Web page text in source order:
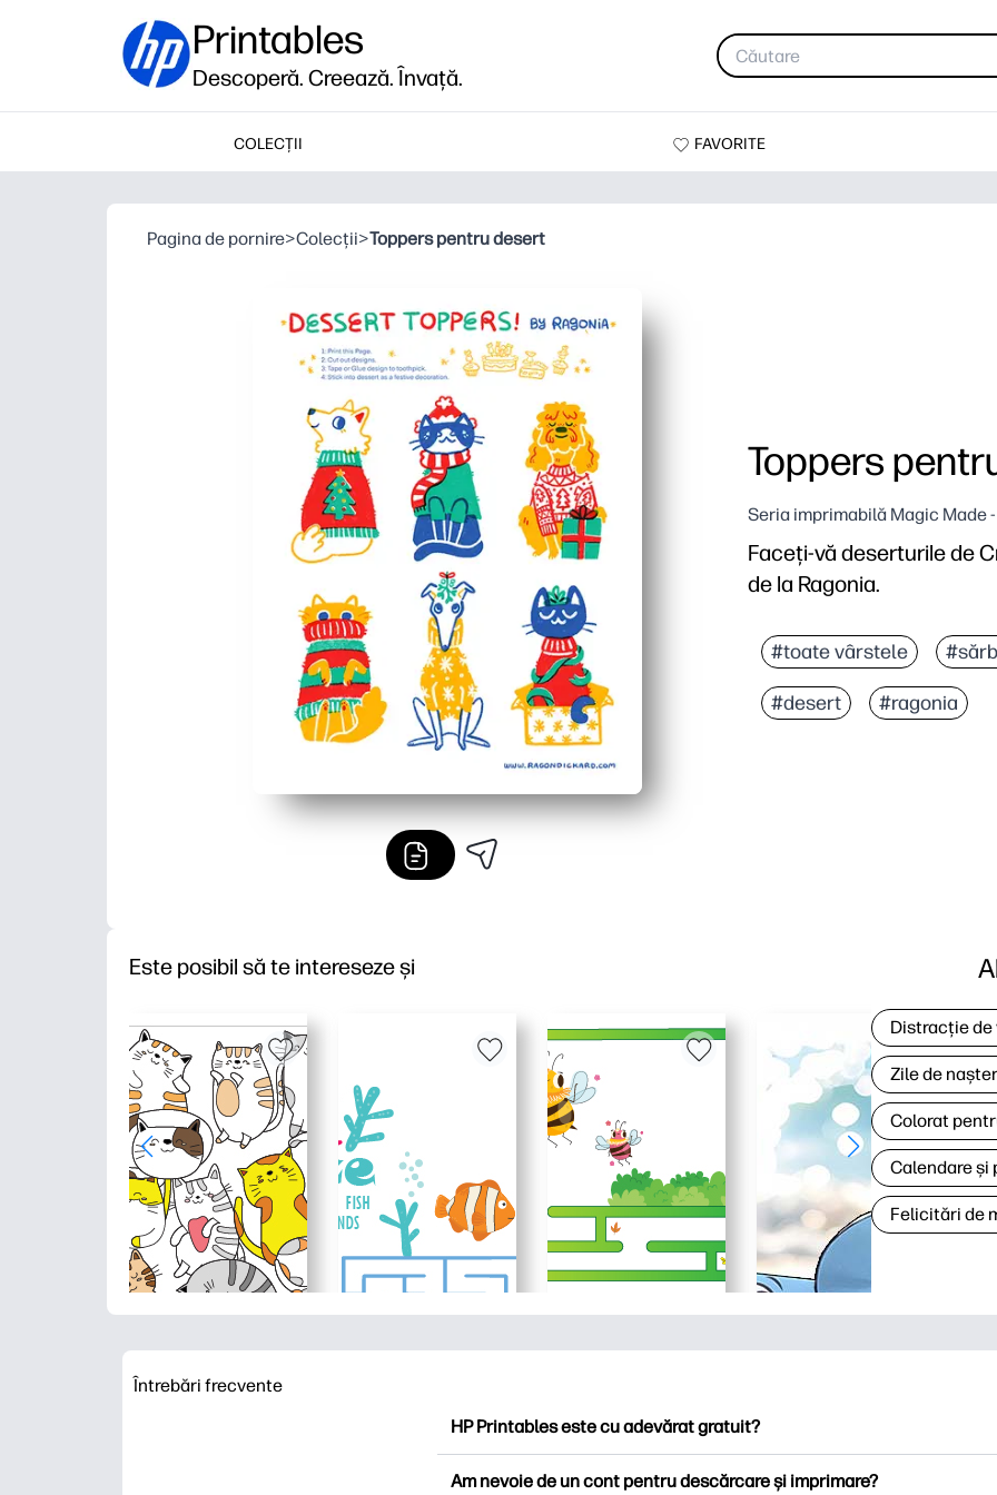
Printables
Descoperă. Creează. Învață.
COLECȚII FAVORITE
Pagina de pornire>Colecții>Toppers pentru desert
Toppers
Seria imprimabilă Magic Made
Faceți-vă deserturile de
de la Ragonia.
Imprimați, tăiați și lipiți
Adaugă o notă
Meșteșuguri potrivite
#toate vârstele
#desert #ragonia
Este posibil să te intereseze și
Distracție de
Zile de
Colorat
Calendare
Felicitări de
Întrebări frecvente
HP Printables este cu adevărat gratuit?
Am nevoie de un cont pentru descărcare și imprimare?